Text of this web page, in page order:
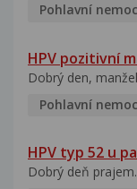
Pohlavní
HPV pozitivní
Dobrý den,
Pohlavní
HPV typ 52 u
Dobrý deň